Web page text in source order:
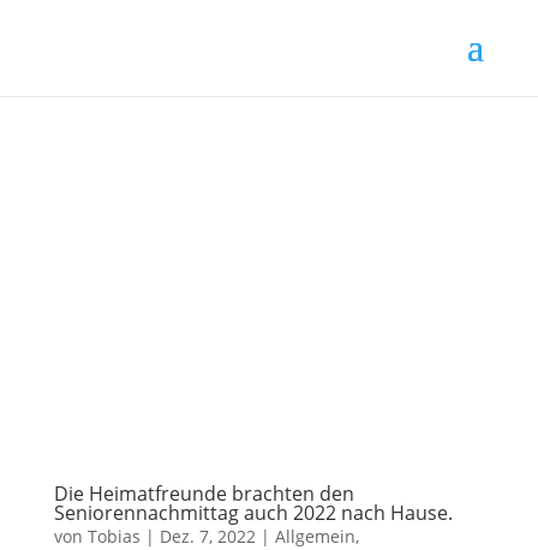
Die Heimatfreunde brachten den
Seniorennachmittag auch 2022 nach Hause.
von Tobias | Dez. 7, 2022| Allgemein,